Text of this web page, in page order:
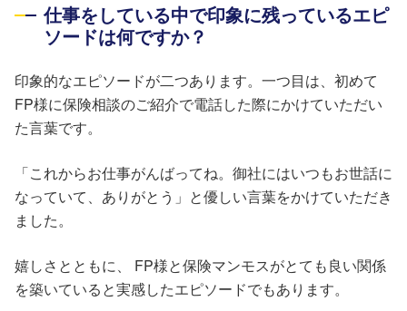
仕事をしている中で印象に残っているエピ
ソードは何ですか？
印象的なエピソードが二つあります。一つ目は、初めて
FP様に保険相談のご紹介で電話した際にかけていただい
た言葉です。
「これからお仕事がんばってね。御社にはいつもお世話に
なっていて、ありがとう」と優しい言葉をかけていただき
ました。
嬉しさとともに、 FP様と保険マンモスがとても良い関係
を築いていると実感したエピソードでもあります。